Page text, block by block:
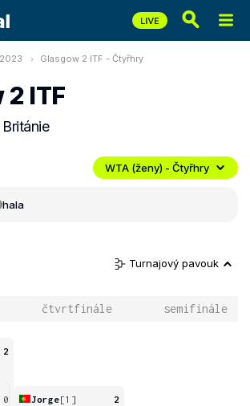
Glasgow 2 ITF - Čtyřhry
2 ITF
WTA (ženy) - Čtyřhry
hala
Turnajový pavouk
čtvrtfinále semifinále
2
0
Jorge[1]
2